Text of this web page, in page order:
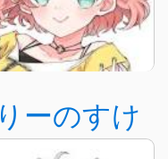
りーのすけ